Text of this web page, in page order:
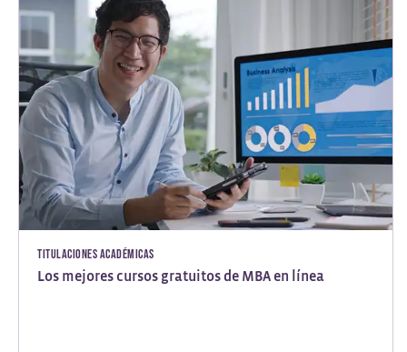
Titulaciones académicas
Los mejores cursos gratuitos de MBA en línea